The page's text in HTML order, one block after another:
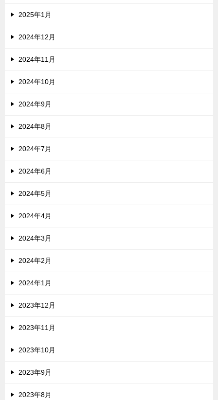
2025年1月
2024年12月
2024年11月
2024年10月
2024年9月
2024年8月
2024年7月
2024年6月
2024年5月
2024年4月
2024年3月
2024年2月
2024年1月
2023年12月
2023年11月
2023年10月
2023年9月
2023年8月